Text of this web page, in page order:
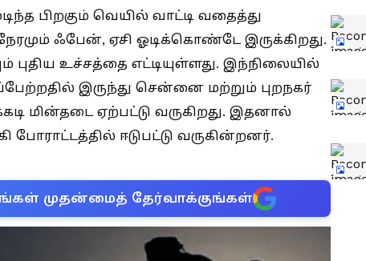
பிறகும் வெயில் வாட்டி வதைத்து
ஃபேன், ஏசி ஓடிக்கொண்டே இருக்கிறது.
உச்சத்தை எட்டியுள்ளது. இந்நிலையில்
இருந்து சென்னை மற்றும் புறநகர்
மின்தடை ஏற்பட்டு வருகிறது. இதனால்
ஈடுபட்டு வருகின்றனர்.
முதன்மைத் தேர்வாக்குங்கள்